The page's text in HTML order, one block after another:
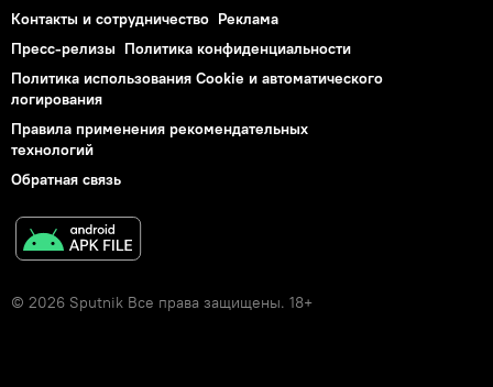
Контакты и сотрудничество Реклама
Пресс-релизы Политика конфиденциальности
Политика использования Cookie и автоматического
логирования
Правила применения рекомендательных
технологий
Обратная связь
© 2026 Sputnik Все права защищены. 18+